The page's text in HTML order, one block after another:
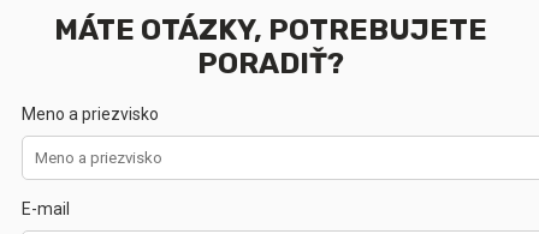
MÁTE OTÁZKY, POTREBUJETE
PORADIŤ?
Meno a priezvisko
E-mail